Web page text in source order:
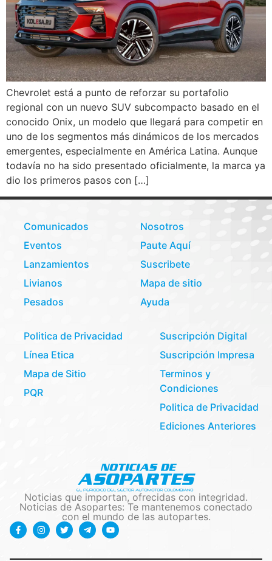
Chevrolet está a punto de reforzar su portafolio
regional con un nuevo SUV subcompacto basado en el
conocido Onix, un modelo que llegará para competir en
uno de los segmentos más dinámicos de los mercados
emergentes, especialmente en América Latina. Aunque
todavía no ha sido presentado oficialmente, la marca ya
dio los primeros pasos con […]
Comunicados
Eventos
Lanzamientos
Livianos
Pesados
Nosotros
Paute Aquí
Suscribete
Mapa de sitio
Ayuda
Politica de Privacidad
Línea Etica
Mapa de Sitio
PQR
Suscripción Digital
Suscripción Impresa
Terminos y
Condiciones
Politica de Privacidad
Ediciones Anteriores
Noticias que importan, ofrecidas con integridad.
Noticias de Asopartes: Te mantenemos conectado
con el mundo de las autopartes.